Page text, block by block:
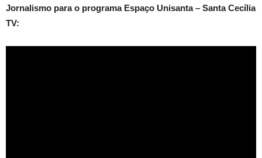
Jornalismo para o programa Espaço Unisanta – Santa Cecília
TV: